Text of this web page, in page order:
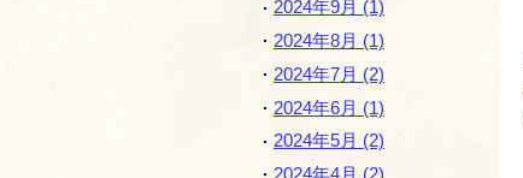
2024年9月 (1)
2024年8月 (1)
2024年7月 (2)
2024年6月 (1)
2024年5月 (2)